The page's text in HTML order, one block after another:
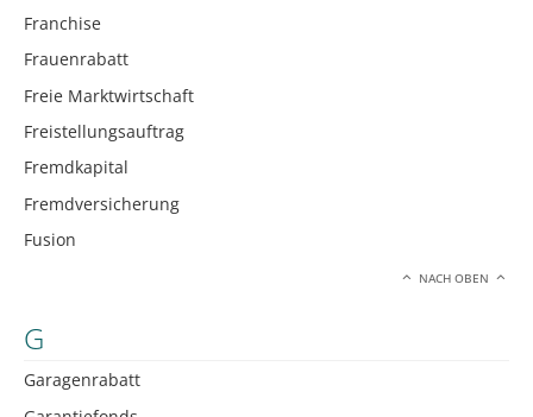
Franchise
Frauenrabatt
Freie Marktwirtschaft
Freistellungsauftrag
Fremdkapital
Fremdversicherung
Fusion
NACH OBEN
G
Garagenrabatt